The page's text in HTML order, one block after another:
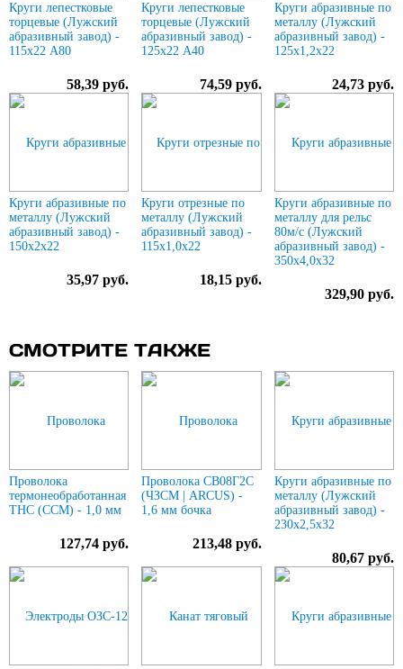
Круги лепестковые
торцевые (Лужский
абразивный завод) -
115х22 А80
58,39 руб.
Круги лепестковые
торцевые (Лужский
абразивный завод) -
125х22 А40
74,59 руб.
Круги абразивные по
металлу (Лужский
абразивный завод) -
125х1,2х22
24,73 руб.
Круги абразивные по
металлу (Лужский
абразивный завод) -
150х2х22
35,97 руб.
Круги отрезные по
металлу (Лужский
абразивный завод) -
115х1,0х22
18,15 руб.
Круги абразивные по
металлу для рельс
80м/с (Лужский
абразивный завод) -
350х4,0х32
329,90 руб.
СМОТРИТЕ ТАКЖЕ
Проволока
термонеобработанная
ТНС (ССМ) - 1,0 мм
127,74 руб.
Проволока СВ08Г2С
(ЧЗСМ | ARCUS) -
1,6 мм бочка
213,48 руб.
Круги абразивные по
металлу (Лужский
абразивный завод) -
230х2,5х32
80,67 руб.